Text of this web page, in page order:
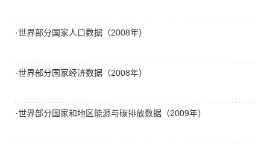
·世界部分国家人口数据（2008年）
·世界部分国家经济数据（2008年）
·世界部分国家和地区能源与碳排放数据（2009年）